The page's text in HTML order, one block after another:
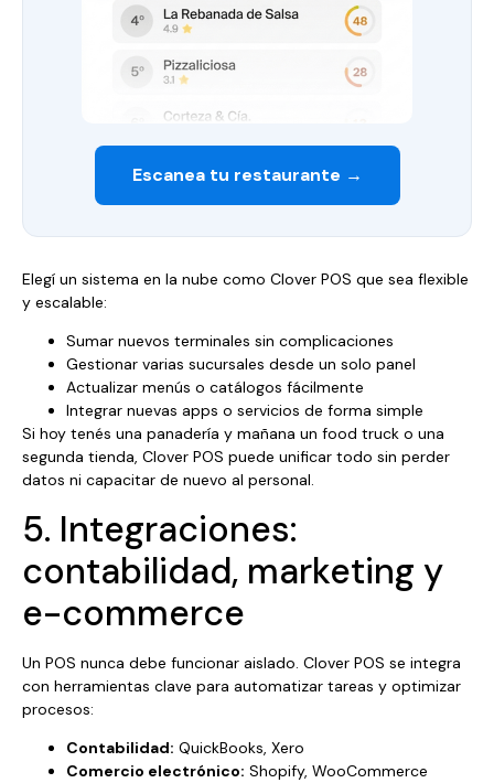
Escanea tu restaurante →
Elegí un sistema en la nube como Clover POS que sea flexible
y escalable:
Sumar nuevos terminales sin complicaciones
Gestionar varias sucursales desde un solo panel
Actualizar menús o catálogos fácilmente
Integrar nuevas apps o servicios de forma simple
Si hoy tenés una panadería y mañana un food truck o una
segunda tienda, Clover POS puede unificar todo sin perder
datos ni capacitar de nuevo al personal.
5. Integraciones:
contabilidad, marketing y
e-commerce
Un POS nunca debe funcionar aislado. Clover POS se integra
con herramientas clave para automatizar tareas y optimizar
procesos:
Contabilidad: QuickBooks, Xero
Comercio electrónico: Shopify, WooCommerce